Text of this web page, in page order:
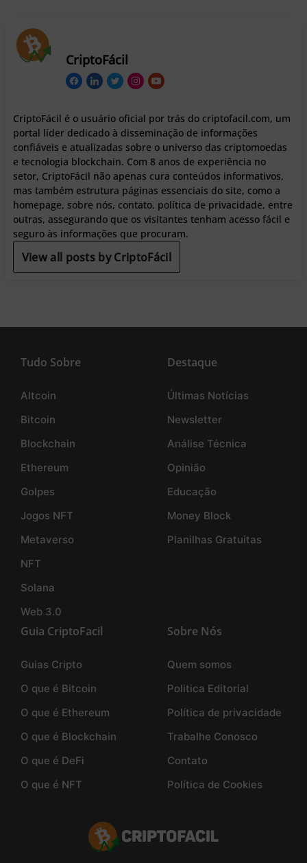
CriptoFácil
CriptoFácil é o usuário oficial por trás do criptofacil.com, um
portal líder dedicado à disseminação de informações
confiáveis e atualizadas sobre o universo das criptomoedas
e tecnologia blockchain. Com 8 anos de experiência no
setor, CriptoFácil não apenas cura conteúdos informativos,
mas também estrutura páginas essenciais do site, como a
homepage, sobre nós, contato, política de privacidade, entre
outras, assegurando que os visitantes tenham acesso fácil e
seguro às informações que procuram.
View all posts by CriptoFácil
Tudo Sobre
Altcoin
Bitcoin
Blockchain
Ethereum
Golpes
Jogos NFT
Metaverso
NFT
Solana
Web 3.0
Destaque
Últimas Notícias
Newsletter
Análise Técnica
Opinião
Educação
Money Block
Planilhas Gratuitas
Guia CriptoFacil
Guias Cripto
O que é Bitcoin
O que é Ethereum
O que é Blockchain
O que é DeFi
O que é NFT
Sobre Nós
Quem somos
Politica Editorial
Política de privacidade
Trabalhe Conosco
Contato
Política de Cookies